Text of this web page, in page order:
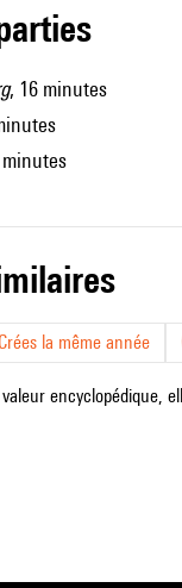
, 16 minutes
Crées la même année
encyclopédique,